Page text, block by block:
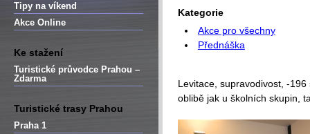
Tipy na víkend
Akce Online
Ke stažení
Turistické průvodce Prahou –
Zdarma
Turistické trasy Prahou
Praha 1
Kategorie
Akce pro všechny
Přednáška
Levitace, supravodivost, -
oblibě jak u školních skupin,